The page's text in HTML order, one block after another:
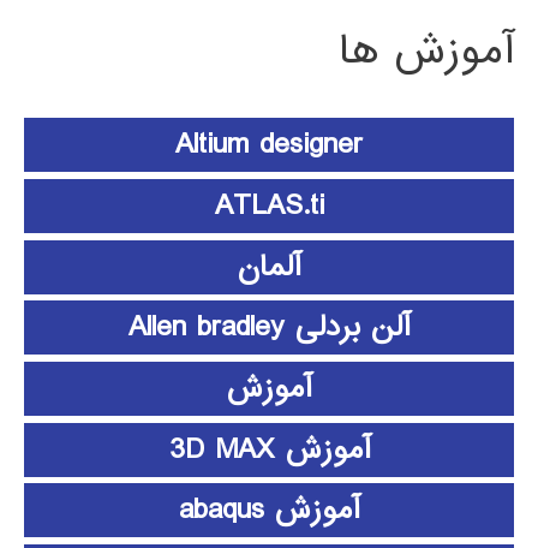
آموزش ها
Altium designer
ATLAS.ti
آلمان
آلن بردلی Allen bradley
آموزش
آموزش 3D MAX
آموزش abaqus